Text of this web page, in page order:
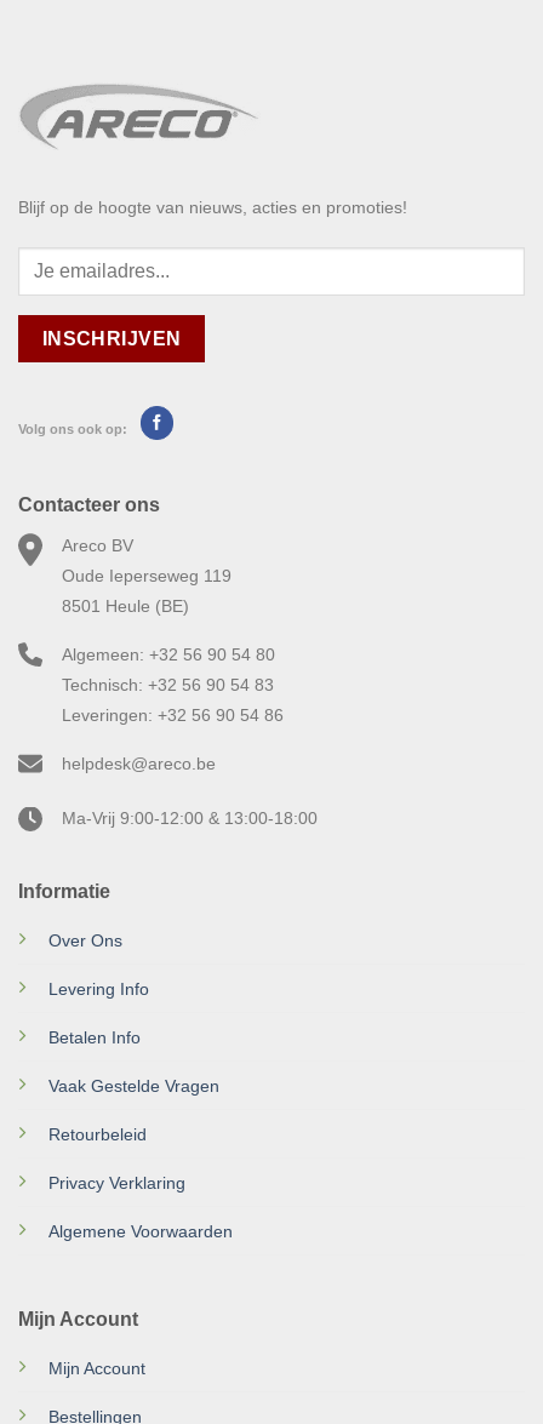
Blijf op de hoogte van nieuws, acties en promoties!
Volg ons ook op:
Informatie
Over Ons
Levering Info
Betalen Info
Vaak Gestelde Vragen
Retourbeleid
Privacy Verklaring
Algemene Voorwaarden
Mijn Account
Mijn Account
Bestellingen
Contacteer ons
Areco BV
Oude Ieperseweg 119
8501 Heule (BE)
Algemeen: +32 56 90 54 80
Technisch: +32 56 90 54 83
Leveringen: +32 56 90 54 86
helpdesk@areco.be
Ma-Vrij 9:00-12:00 & 13:00-18:00